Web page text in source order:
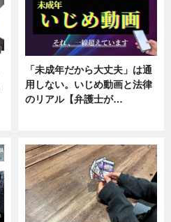
「未成年だから大丈夫」は通
用しない。いじめ動画と法律
のリアル【弁護士が…